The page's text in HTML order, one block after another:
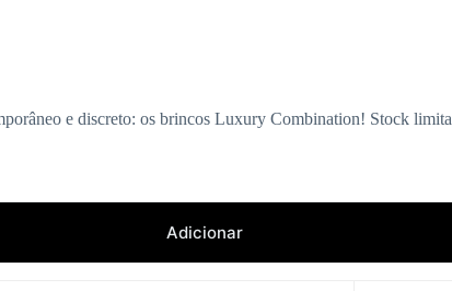
e discreto: os brincos Luxury Combination! Stock
Adicionar